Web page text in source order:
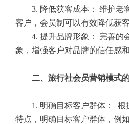
3. 降低获客成本： 维护老
客户，会员制可以有效降低获客
4. 提升品牌形象： 完善的
象，增强客户对品牌的信任感和
二、旅行社会员营销模式
1. 明确目标客户群体： 根
特点，明确目标客户群体，例